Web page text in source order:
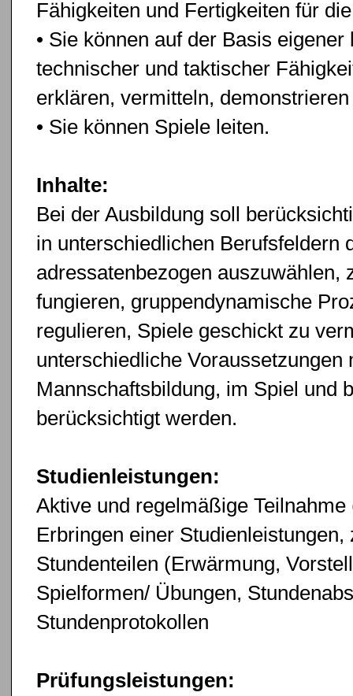
Fähigkeiten und Fertigkeiten für
• Sie können auf der Basis
technischer und taktischer
erklären, vermitteln,
• Sie können Spiele leiten.
Inhalte:
Bei der Ausbildung soll
in unterschiedlichen Berufsfeldern
adressatenbezogen auszuwählen,
fungieren, gruppendynamische
regulieren, Spiele geschickt zu
unterschiedliche Voraussetzungen
Mannschaftsbildung, im Spiel und
berücksichtigt werden.
Studienleistungen:
Aktive und regelmäßige
Erbringen einer
Stundenteilen (Erwärmung,
Spielformen/ Übungen,
Stundenprotokollen
Prüfungsleistungen: